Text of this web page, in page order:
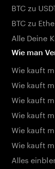
BTC zu
BTC zu
Alle Deine
Wie man
Wie kauft
Wie kauft
Wie kauft
Wie kauft
Wie kauft
Wie kauft
Alles